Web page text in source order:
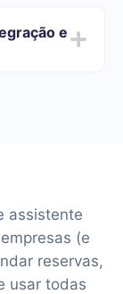
às suas
de
e
assistente
(e
reservas,
usar todas